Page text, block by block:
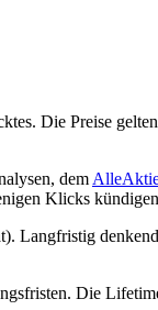
Die Preise
dem
Klicks
Langfristig
Die